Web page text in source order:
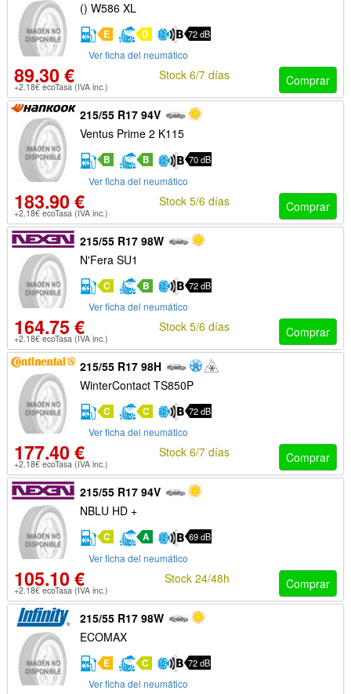
() W586 XL
E D 72 dB
Ver ficha del neumático
89.30 €
+2.18€ ecoTasa (IVA inc.) Comprar
Stock 6/7 días
215/55 R17 94V
Ventus Prime 2 K115
B B 70 dB
Ver ficha del neumático
183.90 €
+2.18€ ecoTasa (IVA inc.) Comprar
Stock 5/6 días
215/55 R17 98W
N'Fera SU1
C B 72 dB
Ver ficha del neumático
164.75 €
+2.18€ ecoTasa (IVA inc.) Comprar
Stock 5/6 días
215/55 R17 98H
WinterContact TS850P
C C 72 dB
Ver ficha del neumático
177.40 €
+2.18€ ecoTasa (IVA inc.) Comprar
Stock 6/7 días
215/55 R17 94V
NBLU HD +
C A 69 dB
Ver ficha del neumático
105.10 €
+2.18€ ecoTasa (IVA inc.) Comprar
Stock 24/48h
215/55 R17 98W
ECOMAX
E C 72 dB
Ver ficha del neumático